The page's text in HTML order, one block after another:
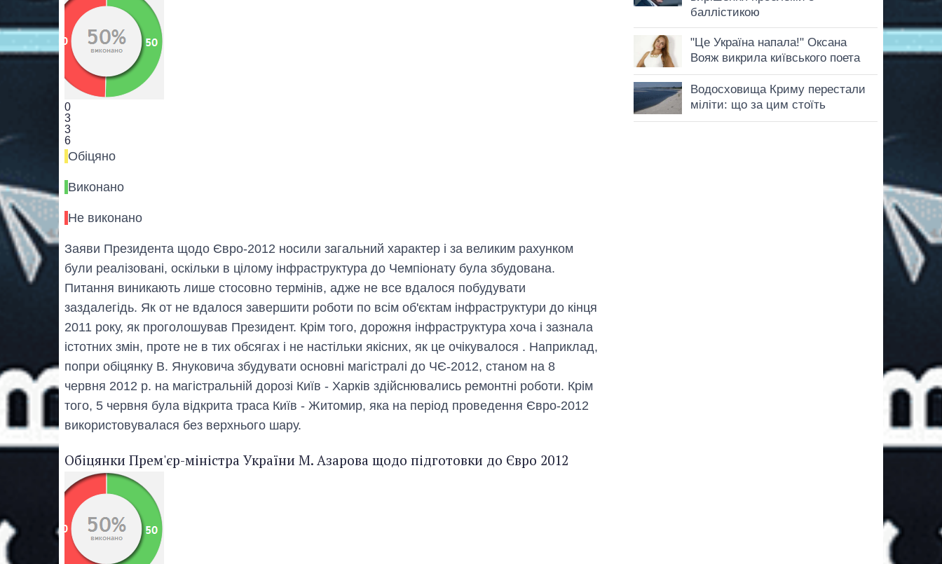
0
3
3
6
Обiцяно
Виконано
Не виконано
Заяви Президента щодо Євро-2012 носили загальний характер і за великим рахунком
були реалізовані, оскільки в цілому інфраструктура до Чемпіонату була збудована.
Питання виникають лише стосовно термінів, адже не все вдалося побудувати
заздалегідь. Як от не вдалося завершити роботи по всім об'єктам інфраструктури до кінця
2011 року, як проголошував Президент. Крім того, дорожня інфраструктура хоча і зазнала
істотних змін, проте не в тих обсягах і не настільки якісних, як це очікувалося . Наприклад,
попри обіцянку В. Януковича збудувати основні магістралі до ЧЄ-2012, станом на 8
червня 2012 р. на магістральній дорозі Київ - Харків здійснювались ремонтні роботи. Крім
того, 5 червня була відкрита траса Київ - Житомир, яка на період проведення Євро-2012
використовувалася без верхнього шару.
Обіцянки Прем'єр-міністра України М. Азарова щодо підготовки до Євро 2012